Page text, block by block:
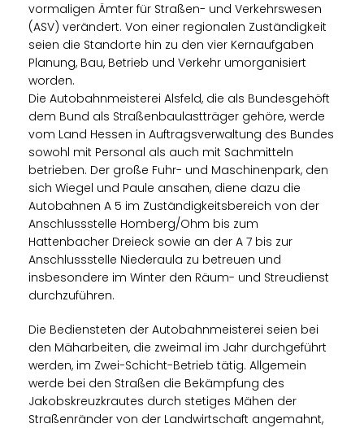
vormaligen Ämter für Straßen- und Verkehrswesen
(ASV) verändert. Von einer regionalen Zuständigkeit
seien die Standorte hin zu den vier Kernaufgaben
Planung, Bau, Betrieb und Verkehr umorganisiert
worden.
Die Autobahnmeisterei Alsfeld, die als Bundesgehöft
dem Bund als Straßenbaulastträger gehöre, werde
vom Land Hessen in Auftragsverwaltung des Bundes
sowohl mit Personal als auch mit Sachmitteln
betrieben. Der große Fuhr- und Maschinenpark, den
sich Wiegel und Paule ansahen, diene dazu die
Autobahnen A 5 im Zuständigkeitsbereich von der
Anschlussstelle Homberg/Ohm bis zum
Hattenbacher Dreieck sowie an der A 7 bis zur
Anschlussstelle Niederaula zu betreuen und
insbesondere im Winter den Räum- und Streudienst
durchzuführen.
Die Bediensteten der Autobahnmeisterei seien bei
den Mäharbeiten, die zweimal im Jahr durchgeführt
werden, im Zwei-Schicht-Betrieb tätig. Allgemein
werde bei den Straßen die Bekämpfung des
Jakobskreuzkrautes durch stetiges Mähen der
Straßenränder von der Landwirtschaft angemahnt,